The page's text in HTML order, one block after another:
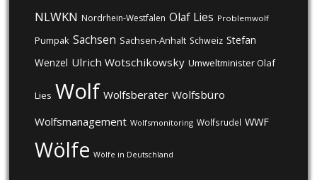
NLWKN Nordrhein-Westfalen Olaf Lies Problemwolf
Pumpak Sachsen Sachsen-Anhalt Schweiz Stefan
Wenzel Ulrich Wotschikowsky Umweltminister Olaf
Lies Wolf Wolfsberater Wolfsbüro
Wolfsmanagement Wolfsmonitoring Wolfsrudel WWF
Wölfe Wölfe in Deutschland